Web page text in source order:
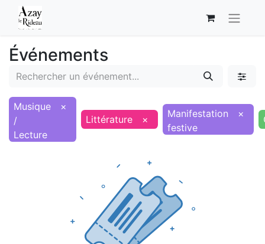
Événements
Musique
/
Lecture
×
Littérature
×
Manifestation
festive
×